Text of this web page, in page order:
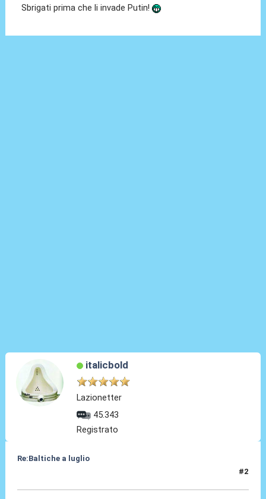
Sbrigati prima che li invade Putin!
italicbold
Lazionetter
45.343
Registrato
Re:Baltiche a luglio
#2